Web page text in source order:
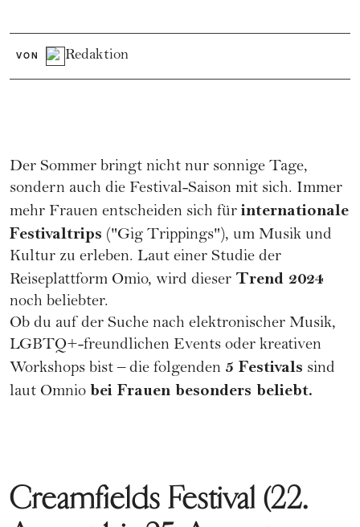
VON Redaktion
Der Sommer bringt nicht nur sonnige Tage,
sondern auch die Festival-Saison mit sich. Immer
mehr Frauen entscheiden sich für internationale
Festivaltrips ("Gig Trippings"), um Musik und
Kultur zu erleben. Laut einer Studie der
Reiseplattform Omio, wird dieser Trend 2024
noch beliebter.
Ob du auf der Suche nach elektronischer Musik,
LGBTQ+-freundlichen Events oder kreativen
Workshops bist – die folgenden 5 Festivals sind
laut Omnio bei Frauen besonders beliebt.
Creamfields Festival (22.